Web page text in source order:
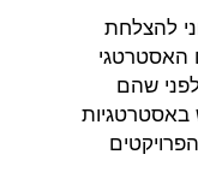
להצלחת
האסטרטגי
שהם
באסטרטגיות